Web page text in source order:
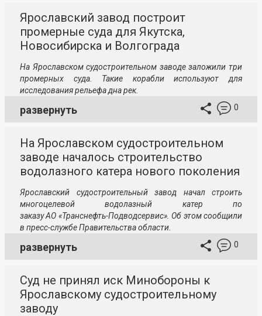
Ярославский завод построит
промерные суда для Якутска,
Новосибирска и Волгограда
На Ярославском судостроительном заводе заложили три
промерных суда. Такие корабли используют для
исследования рельефа дна рек.
развернуть 0
На Ярославском судостроительном
заводе началось строительство
водолазного катера нового поколения
Ярославский судостроительный завод начал строить
многоцелевой водолазный катер по
заказуАО «Транснефть-Подводсервис». Об этом сообщили
в пресс-службеПравительства области.
развернуть 0
Суд не принял иск Минобороны к
Ярославскому судостроительному
заводу